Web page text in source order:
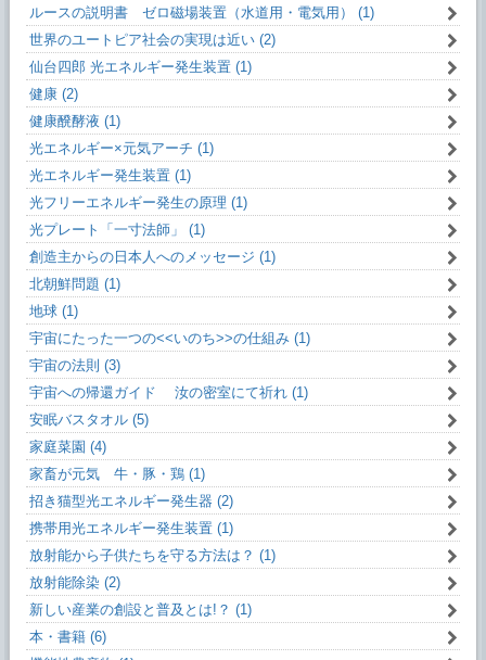
ルースの説明書 ゼロ磁場装置（水道用・電気用） (1)
世界のユートピア社会の実現は近い (2)
仙台四郎 光エネルギー発生装置 (1)
健康 (2)
健康醗酵液 (1)
光エネルギー×元気アーチ (1)
光エネルギー発生装置 (1)
光フリーエネルギー発生の原理 (1)
光プレート「一寸法師」 (1)
創造主からの日本人へのメッセージ (1)
北朝鮮問題 (1)
地球 (1)
宇宙にたった一つの<<いのち>>の仕組み (1)
宇宙の法則 (3)
宇宙への帰還ガイド 汝の密室にて祈れ (1)
安眠バスタオル (5)
家庭菜園 (4)
家畜が元気 牛・豚・鶏 (1)
招き猫型光エネルギー発生器 (2)
携帯用光エネルギー発生装置 (1)
放射能から子供たちを守る方法は？ (1)
放射能除染 (2)
新しい産業の創設と普及とは!？ (1)
本・書籍 (6)